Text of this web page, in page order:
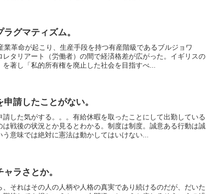
グマティズム。
業革命が起こり、生産手段を持つ有産階級であるブルジョワ
レタリアート（労働者）の間で経済格差が広がった。イギリスの
著し「私的所有権を廃止した社会を目指すべ...
請したことがない。
した気がする。。。有給休暇を取ったことにして出勤している
は戦後の状況とか見るとわかる。制度は制度。誠意ある行動は誠
意味では絶対に憲法は動かしてはいけない...
ラさとか。
それはその人の人柄や人格の真実であり続けるのだが、だいた